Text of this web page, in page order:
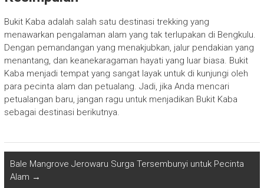
Bukit Kaba adalah salah satu destinasi trekking yang
menawarkan pengalaman alam yang tak terlupakan di Bengkulu.
Dengan pemandangan yang menakjubkan, jalur pendakian yang
menantang, dan keanekaragaman hayati yang luar biasa. Bukit
Kaba menjadi tempat yang sangat layak untuk di kunjungi oleh
para pecinta alam dan petualang. Jadi, jika Anda mencari
petualangan baru, jangan ragu untuk menjadikan Bukit Kaba
sebagai destinasi berikutnya.
Bale Mangrove Jerowaru Surga Tersembunyi untuk Pecinta
Alam →